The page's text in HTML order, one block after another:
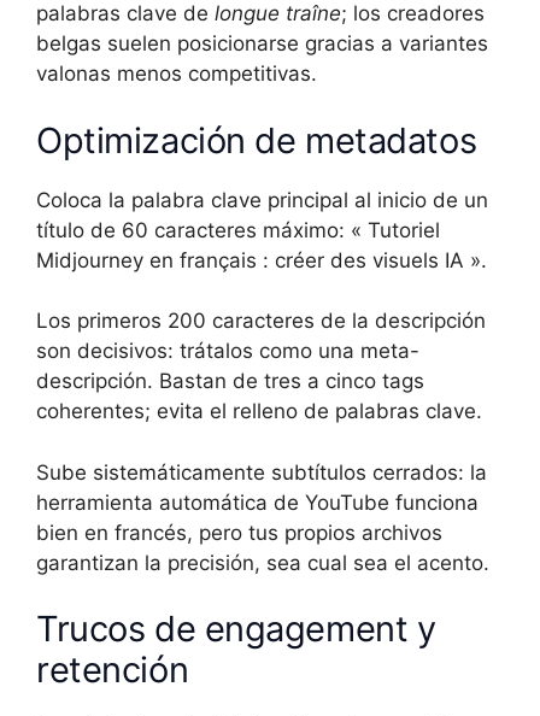
palabras clave de longue traîne; los creadores
belgas suelen posicionarse gracias a variantes
valonas menos competitivas.
Optimización de metadatos
Coloca la palabra clave principal al inicio de un
título de 60 caracteres máximo: « Tutoriel
Midjourney en français : créer des visuels IA ».
Los primeros 200 caracteres de la descripción
son decisivos: trátalos como una meta-
descripción. Bastan de tres a cinco tags
coherentes; evita el relleno de palabras clave.
Sube sistemáticamente subtítulos cerrados: la
herramienta automática de YouTube funciona
bien en francés, pero tus propios archivos
garantizan la precisión, sea cual sea el acento.
Trucos de engagement y
retención